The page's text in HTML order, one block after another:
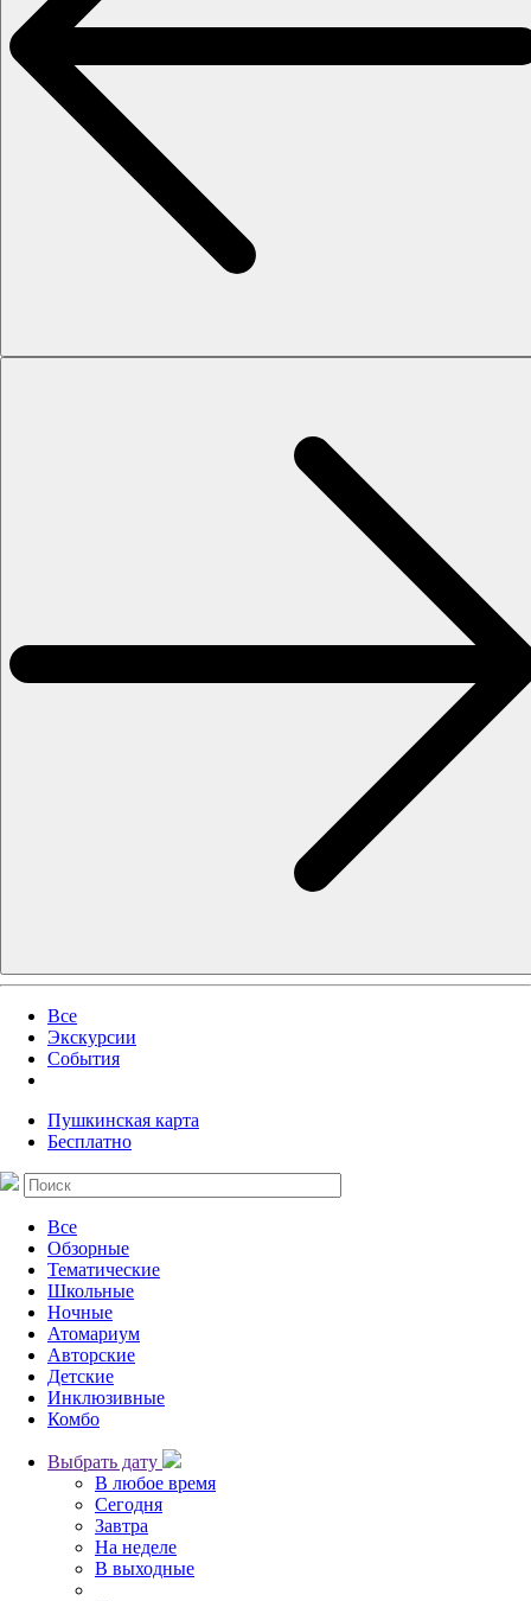
Все
Экскурсии
События
Пушкинская карта
Бесплатно
Все
Обзорные
Тематические
Школьные
Ночные
Атомариум
Авторские
Детские
Инклюзивные
Комбо
Выбрать дату
В любое время
Сегодня
Завтра
На неделе
В выходные